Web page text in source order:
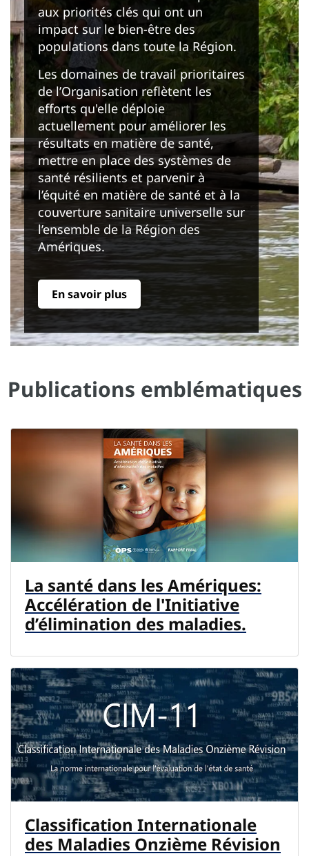
aux priorités clés qui ont un
impact sur le bien-être des
populations dans toute la Région.
Les domaines de travail prioritaires
de l’Organisation reflètent les
efforts qu'elle déploie
actuellement pour améliorer les
résultats en matière de santé,
mettre en place des systèmes de
santé résilients et parvenir à
l’équité en matière de santé et à la
couverture sanitaire universelle sur
l’ensemble de la Région des
Amériques.
En savoir plus
Publications emblématiques
La santé dans les Amériques:
Accélération de l'Initiative
d’élimination des maladies.
Classification Internationale
des Maladies Onzième Révision